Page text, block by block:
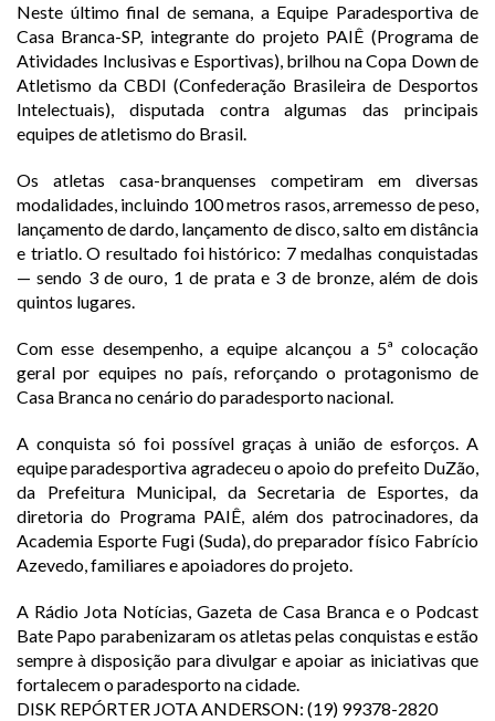
Neste último final de semana, a Equipe Paradesportiva de
Casa Branca-SP, integrante do projeto PAIÊ (Programa de
Atividades Inclusivas e Esportivas), brilhou na Copa Down de
Atletismo da CBDI (Confederação Brasileira de Desportos
Intelectuais), disputada contra algumas das principais
equipes de atletismo do Brasil.
Os atletas casa-branquenses competiram em diversas
modalidades, incluindo 100 metros rasos, arremesso de peso,
lançamento de dardo, lançamento de disco, salto em distância
e triatlo. O resultado foi histórico: 7 medalhas conquistadas
— sendo 3 de ouro, 1 de prata e 3 de bronze, além de dois
quintos lugares.
Com esse desempenho, a equipe alcançou a 5ª colocação
geral por equipes no país, reforçando o protagonismo de
Casa Branca no cenário do paradesporto nacional.
A conquista só foi possível graças à união de esforços. A
equipe paradesportiva agradeceu o apoio do prefeito DuZão,
da Prefeitura Municipal, da Secretaria de Esportes, da
diretoria do Programa PAIÊ, além dos patrocinadores, da
Academia Esporte Fugi (Suda), do preparador físico Fabrício
Azevedo, familiares e apoiadores do projeto.
A Rádio Jota Notícias, Gazeta de Casa Branca e o Podcast
Bate Papo parabenizaram os atletas pelas conquistas e estão
sempre à disposição para divulgar e apoiar as iniciativas que
fortalecem o paradesporto na cidade.
DISK REPÓRTER JOTA ANDERSON: (19) 99378-2820